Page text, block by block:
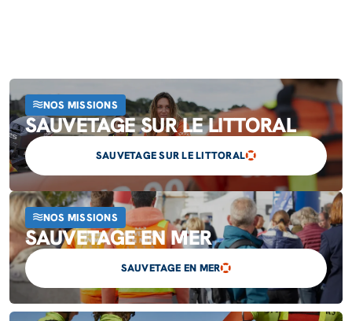
NOS MISSIONS
SAUVETAGE SUR LE LITTORAL
SAUVETAGE SUR LE LITTORAL
NOS MISSIONS
SAUVETAGE EN MER
SAUVETAGE EN MER